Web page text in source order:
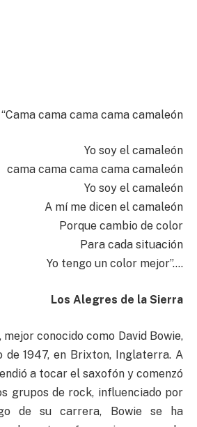
“Cama cama cama cama camaleón
Yo soy el camaleón
cama cama cama cama camaleón
Yo soy el camaleón
A mí me dicen el camaleón
Porque cambio de color
Para cada situación
Yo tengo un color mejor”….
Los Alegres de la Sierra
mejor conocido como David Bowie,
de 1947, en Brixton, Inglaterra. A
a tocar el saxofón y comenzó
grupos de rock, influenciado por
de su carrera, Bowie se ha